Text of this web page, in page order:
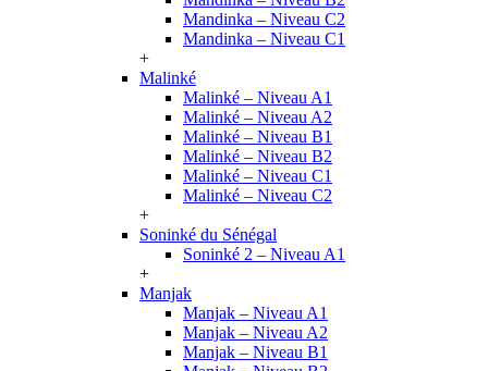
Mandinka – Niveau C2
Mandinka – Niveau C1
+
Malinké
Malinké – Niveau A1
Malinké – Niveau A2
Malinké – Niveau B1
Malinké – Niveau B2
Malinké – Niveau C1
Malinké – Niveau C2
+
Soninké du Sénégal
Soninké 2 – Niveau A1
+
Manjak
Manjak – Niveau A1
Manjak – Niveau A2
Manjak – Niveau B1